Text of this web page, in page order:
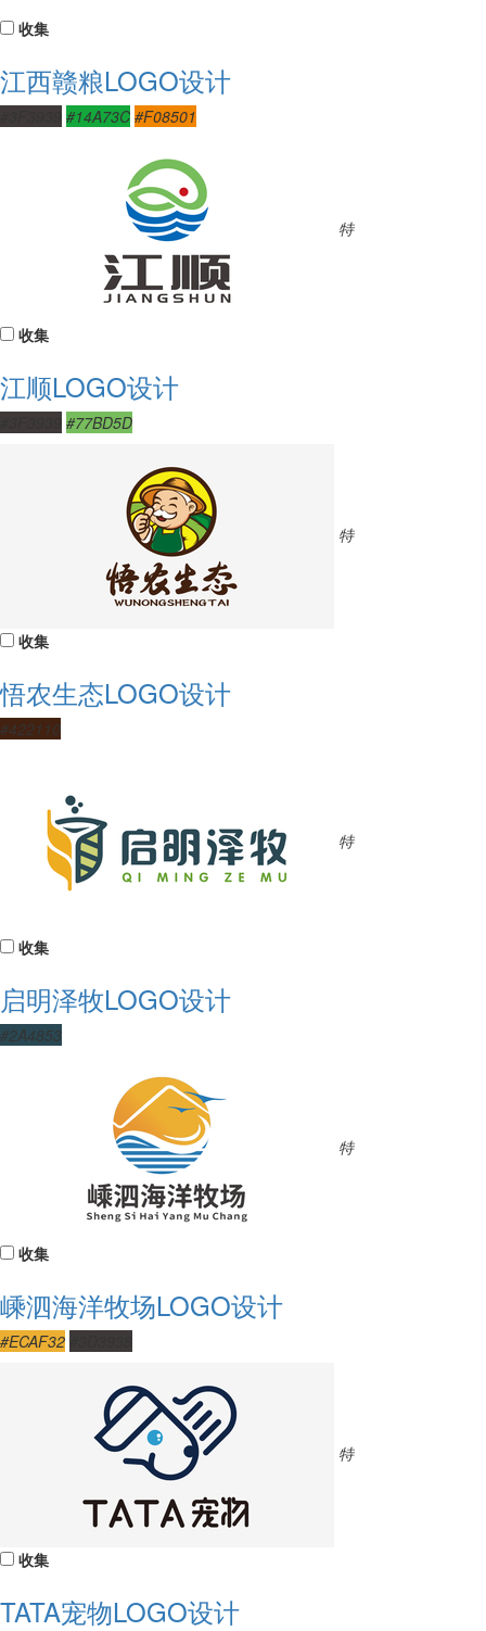
收集
江西赣粮LOGO设计
#14A73C #F08501
特
收集
江顺LOGO设计
#77BD5D
特
收集
悟农生态LOGO设计
#422110
特
收集
启明泽牧LOGO设计
#2A4853
特
收集
嵊泗海洋牧场LOGO设计
#ECAF32
特
收集
TATA宠物LOGO设计